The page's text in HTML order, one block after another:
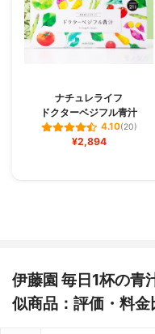
ナチュレライフ
ドクターベジフル青汁
4.10(20)
¥2,894
伊藤園 毎日1杯の青
似商品：評価・料金